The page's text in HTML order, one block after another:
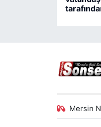
Mersin